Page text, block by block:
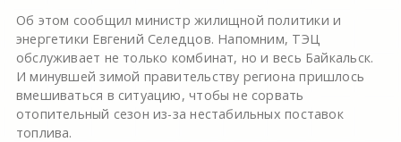
Об этом сообщил министр жилищной политики и
энергетики Евгений Селедцов. Напомним, ТЭЦ
обслуживает не только комбинат, но и весь Байкальск.
И минувшей зимой правительству региона пришлось
вмешиваться в ситуацию, чтобы не сорвать
отопительный сезон из-за нестабильных поставок
топлива.